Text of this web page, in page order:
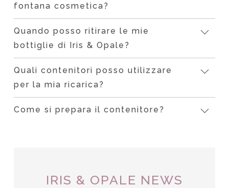
fontana cosmetica?
Quando posso ritirare le mie
bottiglie di Iris & Opale?
Quali contenitori posso utilizzare
per la mia ricarica?
Come si prepara il contenitore?
IRIS & OPALE NEWS